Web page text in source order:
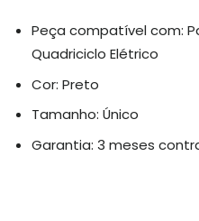
Peça compatível com:
Quadriciclo Elétrico
Cor: Preto
Tamanho: Único
Garantia: 3 meses